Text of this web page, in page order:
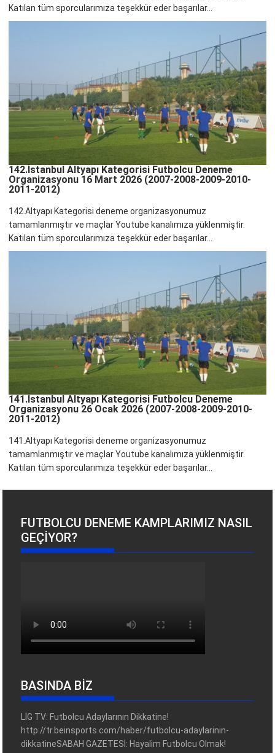
Katılan tüm sporcularımıza teşekkür eder başarılar...
142.İstanbul Altyapı Kategorisi Futbolcu Deneme
Organizasyonu 16 Mart 2026 (2007-2008-2009-2010-
2011-2012)
142.Altyapı Kategorisi deneme organizasyonumuz
tamamlanmıştır ve maçlar Youtube kanalımıza yüklenmiştir.
Katılan tüm sporcularımıza teşekkür eder başarılar...
141.İstanbul Altyapı Kategorisi Futbolcu Deneme
Organizasyonu 26 Ocak 2026 (2007-2008-2009-2010-
2011-2012)
141.Altyapı Kategorisi deneme organizasyonumuz
tamamlanmıştır ve maçlar Youtube kanalımıza yüklenmiştir.
Katılan tüm sporcularımıza teşekkür eder başarılar...
FUTBOLCU DENEME KAMPLARIMIZ NASIL
GEÇIYOR?
BASINDA BİZ
LİG TV: Futbolcu Adaylarının Dikkatine!
http://tr.beinsports.com/haber/futbolcu-adaylarinin-
dikkatineSABAH GAZETESİ: Hayalim Futbolcu Olmak!